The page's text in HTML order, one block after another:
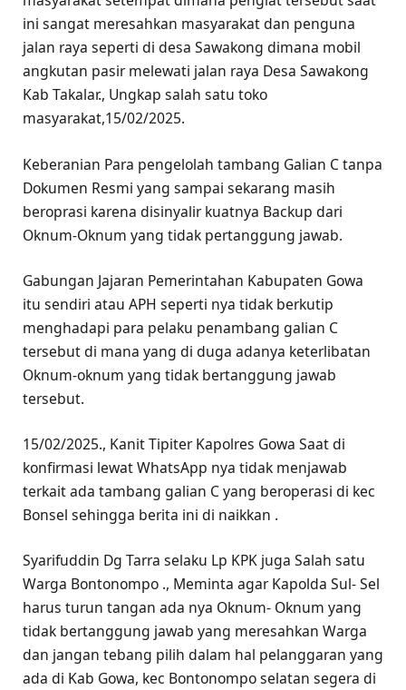
ini sangat meresahkan masyarakat dan penguna
jalan raya seperti di desa Sawakong dimana mobil
angkutan pasir melewati jalan raya Desa Sawakong
Kab Takalar., Ungkap salah satu toko
masyarakat,15/02/2025.
Keberanian Para pengelolah tambang Galian C tanpa
Dokumen Resmi yang sampai sekarang masih
beroprasi karena disinyalir kuatnya Backup dari
Oknum-Oknum yang tidak pertanggung jawab.
Gabungan Jajaran Pemerintahan Kabupaten Gowa
itu sendiri atau APH seperti nya tidak berkutip
menghadapi para pelaku penambang galian C
tersebut di mana yang di duga adanya keterlibatan
Oknum-oknum yang tidak bertanggung jawab
tersebut.
15/02/2025., Kanit Tipiter Kapolres Gowa Saat di
konfirmasi lewat WhatsApp nya tidak menjawab
terkait ada tambang galian C yang beroperasi di kec
Bonsel sehingga berita ini di naikkan .
Syarifuddin Dg Tarra selaku Lp KPK juga Salah satu
Warga Bontonompo ., Meminta agar Kapolda Sul- Sel
harus turun tangan ada nya Oknum- Oknum yang
tidak bertanggung jawab yang meresahkan Warga
dan jangan tebang pilih dalam hal pelanggaran yang
ada di Kab Gowa, kec Bontonompo selatan segera di